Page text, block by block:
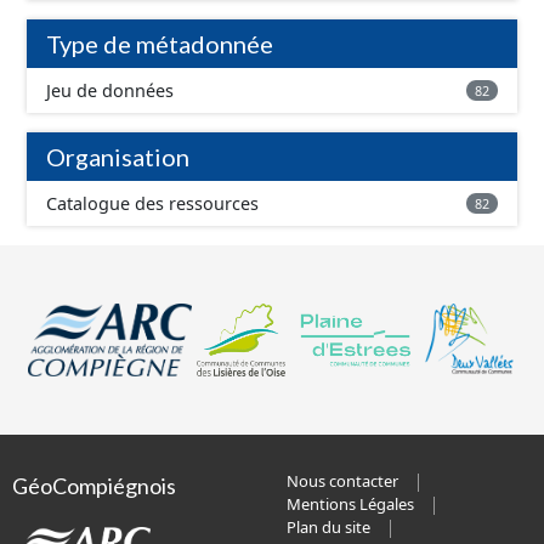
Type de métadonnée
Jeu de données 82
Organisation
Catalogue des ressources 82
GéoCompiégnois
Nous contacter
Mentions Légales
Plan du site